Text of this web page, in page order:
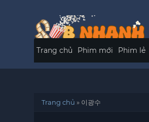
Trang chủ Phim mới Phim lẻ
Trang chủ » 이광수